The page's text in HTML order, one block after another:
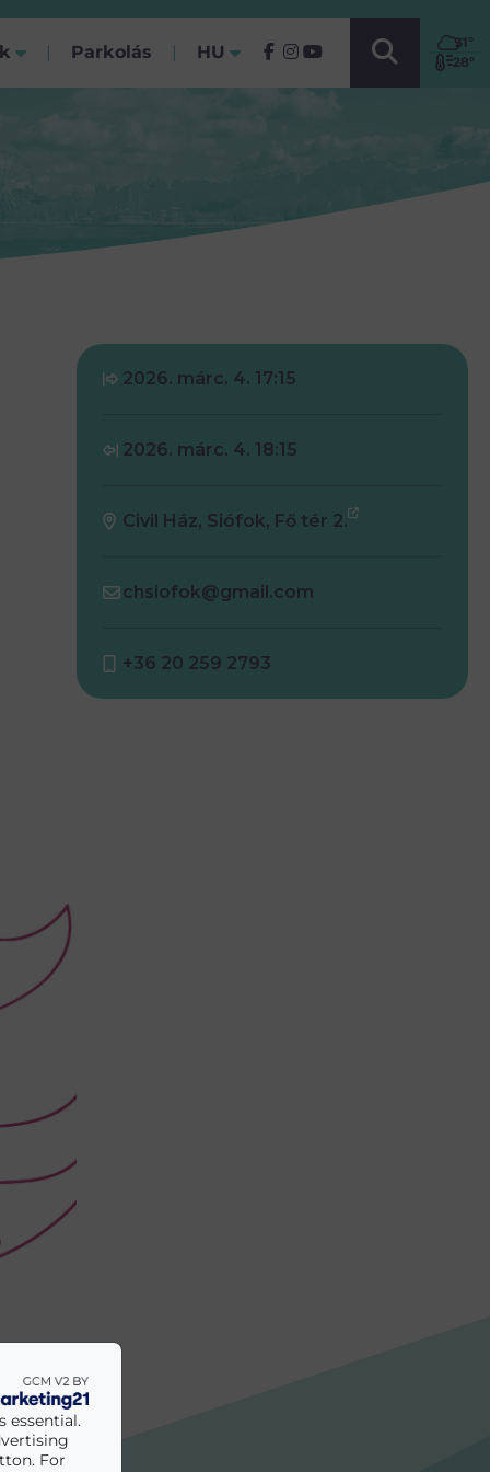
Parkolás
(Jelenlegi)
HU
VÁLASSZ NYELVET! 31º
28º
2026. márc. 4. 17:15
2026. márc. 4. 18:15
Civil Ház, Siófok, Fő tér 2.
chsiofok@gmail.com
+36 20 259 2793
essential.
For